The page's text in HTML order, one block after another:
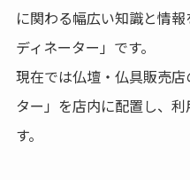
に関わる幅広い知識と情
ディネーター」です。
現在では仏壇・仏具販売
ター」を店内に配置し、
す。